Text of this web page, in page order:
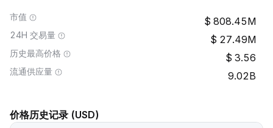
市值 808.45M
24H 交易量 27.49M
历史最高价格 3.56
流通供应量 9.02B
价格历史记录 (USD)